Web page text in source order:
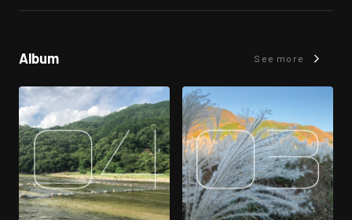
Album See more